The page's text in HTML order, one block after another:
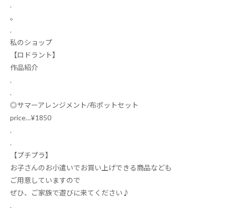
.
｡
.
私のショップ
【ロドラント】
作品紹介
.
.
◎サマーアレンジメント/布ポットセット
price…¥1850
.
.
【プチプラ】
お子さんのお小遣いでお買い上げできる商品なども
ご用意していますので
ぜひ、ご家族で遊びに来てください♪
.